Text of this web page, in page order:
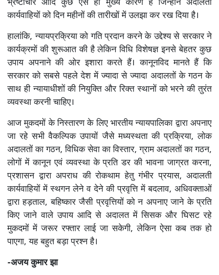
भ्रष्टाचार आदि कुछ ऐसे ही मुख्य कारण हैं जिन्होंने अदालती
कार्यवाहियों को दिन महीनों की तारीखों में उलझा कर रख दिया है।
हालांकि, न्यायप्रक्रिया को गति प्रदान करने के उद्देश्य से सरकार ने
कार्यक्रमों की शुरूआत की है लेकिन विधि विशेषज्ञ इनसे बेहतर कुछ
उपाय अपनाने की ओर इशारा करते हैं। कानूनविद मानते हैं कि
सरकार को सबसे पहले देश में ज्यादा से ज्यादा अदालतों के गठन के
साथ ही न्यायाधीशों की नियुक्ति और रिक्त स्थानों को भरने की तुरंत
व्यवस्था करनी चाहिए।
आज मुकदमों के निस्तारण के लिए भारतीय न्यायपालिका द्वारा अपनाए
जा रहे सभी वैकल्पिक उपायों जैसे मध्यस्थता की प्रक्रिया, लोक
अदालतों का गठन, विधिक सेवा का विस्तार, ग्राम अदालतों का गठन,
लोगों में कानून एवं व्यवस्था के प्रति डर की भावना जाग्रत करना,
प्रशासन द्वारा अपराध की रोकथाम हेतु गंभीर प्रयास, अदालती
कार्यवाहियों में स्थगन लेने व देने की प्रवृत्ति में बदलाव, अधिवक्ताओं
द्वारा हड़ताल, बहिष्कार जैसी प्रवृत्तियों को न अपनाए जाने के प्रति
किए जाने वाले उपाय आदि से अदालत में सिसक और घिसट रहे
मुकदमों में जरूर रफ्तार लाई जा सकेगी, लेकिन ऐसा कब तक हो
पाएगा, यह बहुत बड़ा प्रश्न है।
-अजय कुमार झा